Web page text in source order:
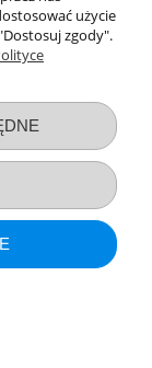
pralce, co
z nichużycie
zgody".